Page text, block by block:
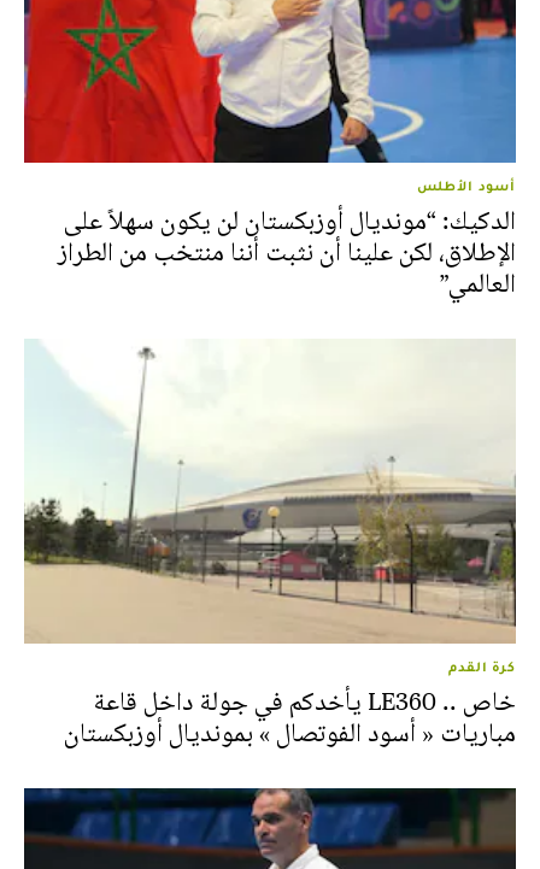
أسود الأطلس
الدكيك: “مونديال أوزبكستان لن يكون سهلاً على
الإطلاق، لكن علينا أن نثبت أننا منتخب من الطراز
العالمي”
كرة القدم
خاص .. LE360 يأخدكم في جولة داخل قاعة
مباريات « أسود الفوتصال » بمونديال أوزبكستان